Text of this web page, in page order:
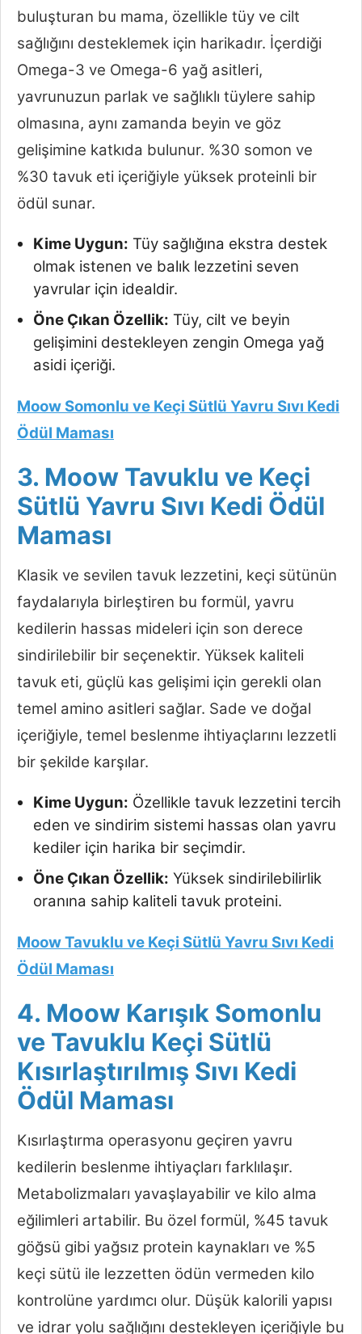
buluşturan bu mama, özellikle tüy ve cilt
sağlığını desteklemek için harikadır. İçerdiği
Omega-3 ve Omega-6 yağ asitleri,
yavrunuzun parlak ve sağlıklı tüylere sahip
olmasına, aynı zamanda beyin ve göz
gelişimine katkıda bulunur. %30 somon ve
%30 tavuk eti içeriğiyle yüksek proteinli bir
ödül sunar.
Kime Uygun: Tüy sağlığına ekstra destek
olmak istenen ve balık lezzetini seven
yavrular için idealdir.
Öne Çıkan Özellik: Tüy, cilt ve beyin
gelişimini destekleyen zengin Omega yağ
asidi içeriği.
Moow Somonlu ve Keçi Sütlü Yavru Sıvı Kedi
Ödül Maması
3. Moow Tavuklu ve Keçi
Sütlü Yavru Sıvı Kedi Ödül
Maması
Klasik ve sevilen tavuk lezzetini, keçi sütünün
faydalarıyla birleştiren bu formül, yavru
kedilerin hassas mideleri için son derece
sindirilebilir bir seçenektir. Yüksek kaliteli
tavuk eti, güçlü kas gelişimi için gerekli olan
temel amino asitleri sağlar. Sade ve doğal
içeriğiyle, temel beslenme ihtiyaçlarını lezzetli
bir şekilde karşılar.
Kime Uygun: Özellikle tavuk lezzetini tercih
eden ve sindirim sistemi hassas olan yavru
kediler için harika bir seçimdir.
Öne Çıkan Özellik: Yüksek sindirilebilirlik
oranına sahip kaliteli tavuk proteini.
Moow Tavuklu ve Keçi Sütlü Yavru Sıvı Kedi
Ödül Maması
4. Moow Karışık Somonlu
ve Tavuklu Keçi Sütlü
Kısırlaştırılmış Sıvı Kedi
Ödül Maması
Kısırlaştırma operasyonu geçiren yavru
kedilerin beslenme ihtiyaçları farklılaşır.
Metabolizmaları yavaşlayabilir ve kilo alma
eğilimleri artabilir. Bu özel formül, %45 tavuk
göğsü gibi yağsız protein kaynakları ve %5
keçi sütü ile lezzetten ödün vermeden kilo
kontrolüne yardımcı olur. Düşük kalorili yapısı
ve idrar yolu sağlığını destekleyen içeriğiyle bu